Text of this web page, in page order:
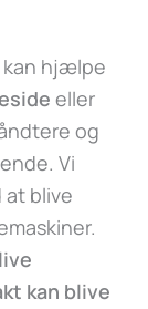
kan hjælpe
eller
og
Vi
blive
kan blive